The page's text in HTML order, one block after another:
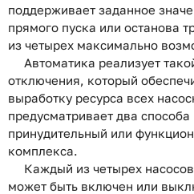
поддерживает заданное
прямого пуска или останова
из четырех максимально
Автоматика реализует
отключения, который
выработку ресурса всех
предусматривает два
принудительный или
комплекса.
Каждый из четырех
может быть включен или